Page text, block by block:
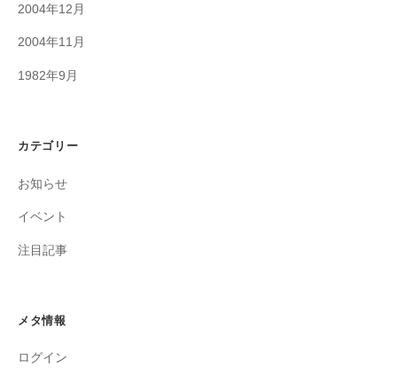
2004年12月
2004年11月
1982年9月
カテゴリー
お知らせ
イベント
注目記事
メタ情報
ログイン